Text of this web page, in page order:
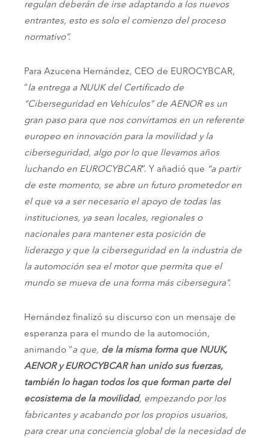
regulan deberán de irse adaptando a los nuevos
entrantes, esto es solo el comienzo del proceso
normativo”.
Para Azucena Hernández, CEO de EUROCYBCAR,
“la entrega a NUUK del Certificado de
“Ciberseguridad en Vehículos” de AENOR es un
gran paso para que nos convirtamos en un referente
europeo en innovación para la movilidad y la
ciberseguridad, algo por lo que llevamos años
luchando en EUROCYBCAR”. Y añadió que “a partir
de este momento, se abre un futuro prometedor en
el que va a ser necesario el apoyo de todas las
instituciones, ya sean locales, regionales o
nacionales para mantener esta posición de
liderazgo y que la ciberseguridad en la industria de
la automoción sea el motor que permita que el
mundo se mueva de una forma más cibersegura”.
Hernández finalizó su discurso con un mensaje de
esperanza para el mundo de la automoción,
animando “a que, de la misma forma que NUUK,
AENOR y EUROCYBCAR han unido sus fuerzas,
también lo hagan todos los que forman parte del
ecosistema de la movilidad, empezando por los
fabricantes y acabando por los propios usuarios,
para crear una conciencia global de la necesidad de